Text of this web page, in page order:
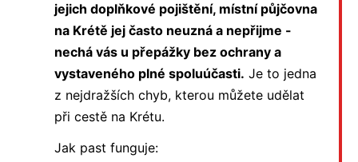
jejich doplňkové pojištění, místní půjčovna
na Krétě jej často neuzná a nepřijme -
nechá vás u přepážky bez ochrany a
vystaveného plné spoluúčasti. Je to jedna
z nejdražších chyb, kterou můžete udělat
při cestě na Krétu.
Jak past funguje: